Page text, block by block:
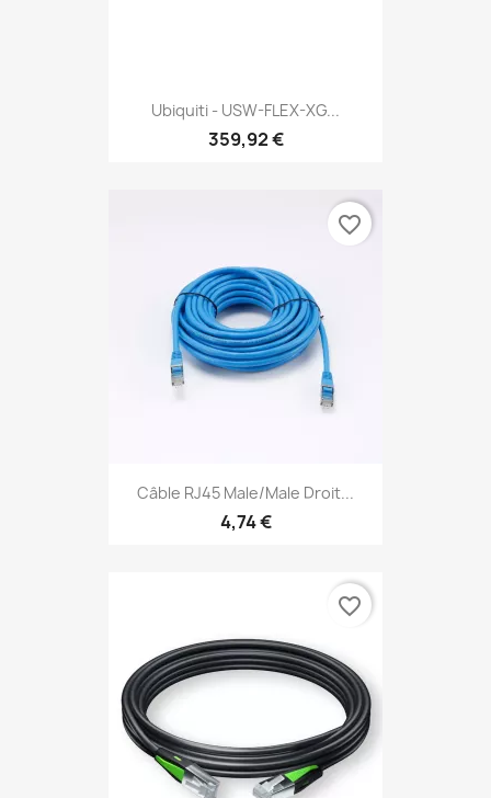
Ubiquiti - USW-FLEX-XG...
359,92 €
Câble RJ45 Male/Male Droit...
4,74 €
favorite_border
favorite_border